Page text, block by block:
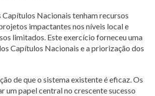
Nacionais tenham recursos
impactantes nos níveis local e
limitados. Este exercício forneceu uma
Capítulos Nacionais e a priorização dos
de que o sistema existente é eficaz. Os
um papel central no crescente sucesso